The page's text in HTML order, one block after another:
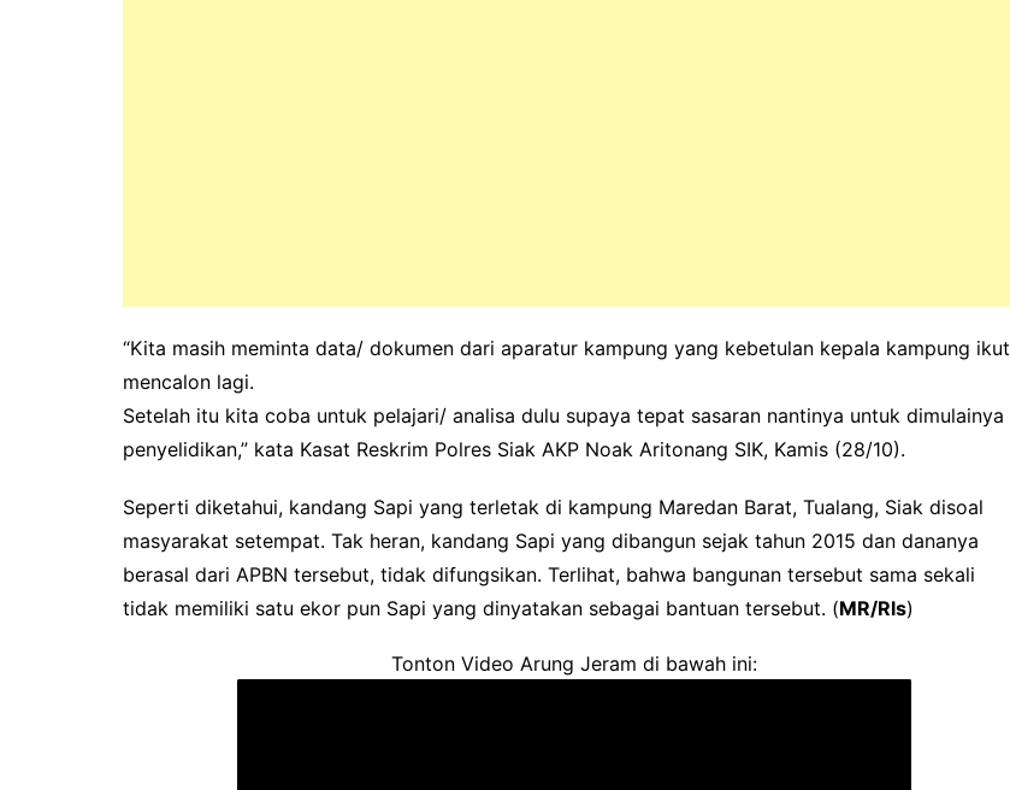
“Kita masih meminta data/ dokumen dari aparatur kampung yang kebetulan kepala kampung ikut
mencalon lagi.
Setelah itu kita coba untuk pelajari/ analisa dulu supaya tepat sasaran nantinya untuk dimulainya
penyelidikan,” kata Kasat Reskrim Polres Siak AKP Noak Aritonang SIK, Kamis (28/10).
Seperti diketahui, kandang Sapi yang terletak di kampung Maredan Barat, Tualang, Siak disoal
masyarakat setempat. Tak heran, kandang Sapi yang dibangun sejak tahun 2015 dan dananya
berasal dari APBN tersebut, tidak difungsikan. Terlihat, bahwa bangunan tersebut sama sekali
tidak memiliki satu ekor pun Sapi yang dinyatakan sebagai bantuan tersebut. (MR/Rls)
Tonton Video Arung Jeram di bawah ini: